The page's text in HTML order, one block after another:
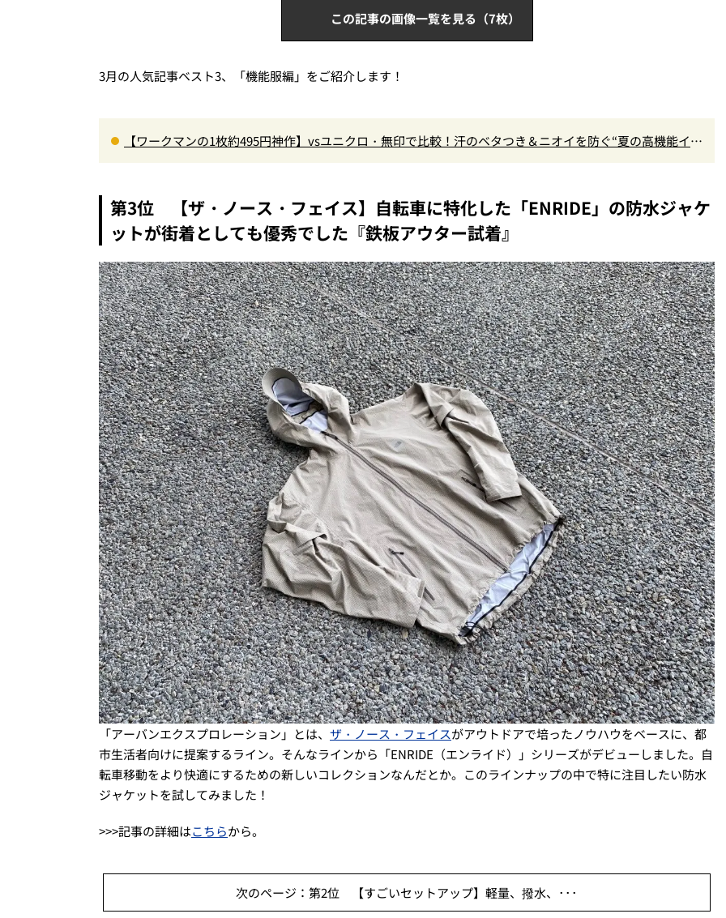
この記事の画像一覧を見る（7枚）
3月の人気記事ベスト3、「機能服編」をご紹介します！
【ワークマンの1枚約495円神作】vsユニクロ・無印で比較！汗のベタつき＆ニオイを防ぐ“夏の高機能イン
第3位 【ザ・ノース・フェイス】自転車に特化した「ENRIDE」の防水ジャケ
ットが街着としても優秀でした『鉄板アウター試着』
「アーバンエクスプロレーション」とは、 ザ・ノース・フェイスがアウトドアで培ったノウハウをベースに、都
市生活者向けに提案するライン。そんなラインから「ENRIDE（エンライド）」シリーズがデビューしました。自
転車移動をより快適にするための新しいコレクションなんだとか。このラインナップの中で特に注目したい防水
ジャケットを試してみました！
>>>記事の詳細はこちらから。
次のページ：第2位 【すごいセットアップ】軽量、撥水、･･･